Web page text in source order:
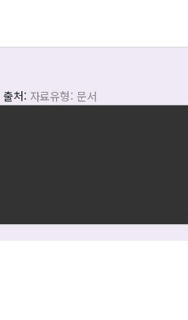
출처: 자료유형: 문서